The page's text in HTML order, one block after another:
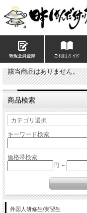
該当商品はありません。
商品検索
キーワード検索
価格帯検索
円 ～
外国人研修生/実習生